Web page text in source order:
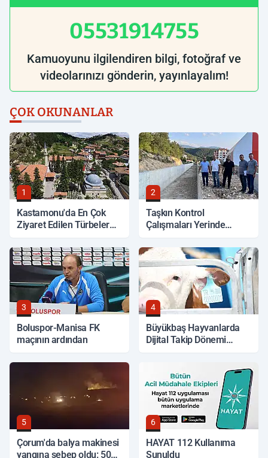
05531914755
Kamuoyunu ilgilendiren bilgi, fotoğraf ve
videolarınızı gönderin, yayınlayalım!
ÇOK OKUNANLAR
1
Kastamonu'da En Çok
Ziyaret Edilen Türbeler
2
Taşkın Kontrol
Çalışmaları Yerinde
3
Boluspor-Manisa FK
maçının ardından
4
Büyükbaş Hayvanlarda
Dijital Takip Dönemi
5
Çorum'da balya makinesi
yangına sebep oldu: 500
6
HAYAT 112 Kullanıma
Sunuldu